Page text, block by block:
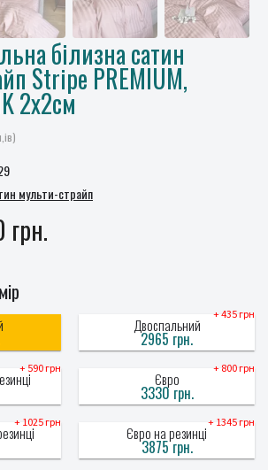
білизна сатин
Stripe PREMIUM,
2x2см
мульти-страйп
грн.
+ 435 грн
Двоспальний
2965 грн.
+ 590 грн + 800 грн
Євро
3330 грн.
+ 1025 грн + 1345 грн
Євро на резинці
3875 грн.